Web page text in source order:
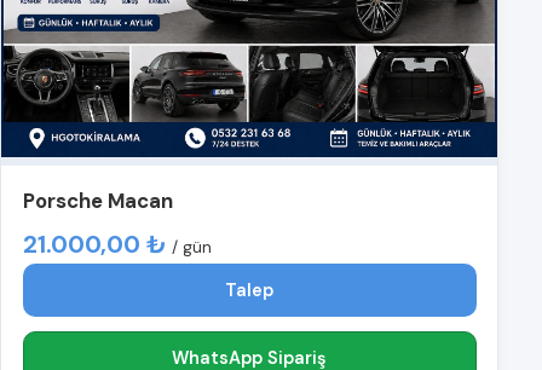
Porsche Macan
21.000,00 ₺ / gün
Talep
WhatsApp Sipariş